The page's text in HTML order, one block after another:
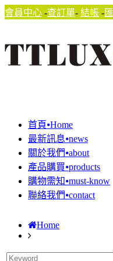
會員中心 -查訂單- 結帳 -
首頁⦁Home
最新訊息⦁news
關於我們⦁about
產品購買⦁products
購物需知⦁must-know
聯絡我們⦁contact
Home